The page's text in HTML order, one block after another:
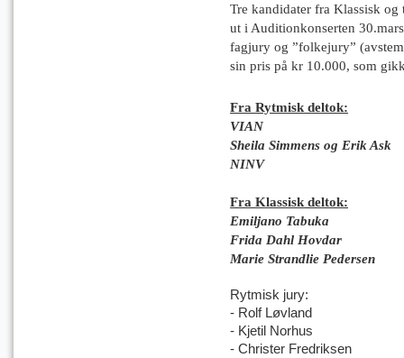
Tre kandidater fra Klassisk
ut i Auditionkonserten
fagjury og ”folkejury”
sin pris på kr 10.000, som
Fra Rytmisk deltok:
VIAN
Sheila Simmens og Erik Ask
NINV
Fra Klassisk deltok:
Emiljano Tabuka
Frida Dahl Hovdar
Marie Strandlie Pedersen
Rytmisk jury:
- Rolf Løvland
- Kjetil Norhus
- Christer Fredriksen